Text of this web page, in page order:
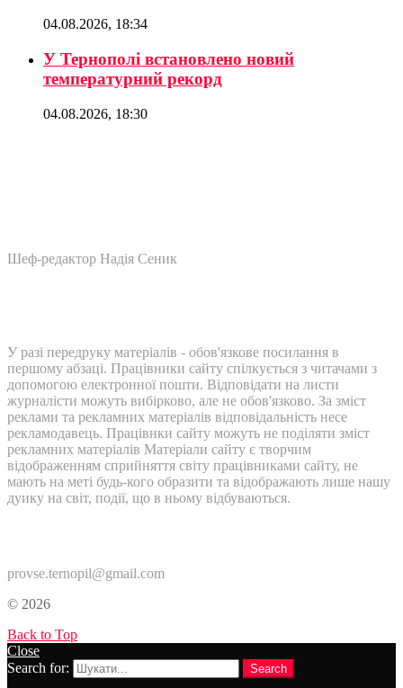
04.08.2026, 18:34
У Тернополі встановлено новий
температурний рекорд
04.08.2026, 18:30
Шеф-редактор Надія Сеник
У разі передруку матеріалів - обов'язкове посилання в
першому абзаці. Працівники сайту спілкується з читачами з
допомогою електронної пошти. Відповідати на листи
журналісти можуть вибірково, але не обов'язково. За зміст
реклами та рекламних матеріалів відповідальність несе
рекламодавець. Працівнки сайту можуть не поділяти зміст
рекламних матеріалів Матеріали сайту є творчим
відображенням сприйняття світу працівниками сайту, не
мають на меті будь-кого образити та відображають лише нашу
дуику на світ, події, що в ньому відбуваються.
provse.ternopil@gmail.com
© 2026
Back to Top
Close
Search for:
Search